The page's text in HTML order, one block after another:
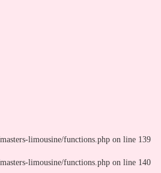
limousine/functions.php on line 139
limousine/functions.php on line 140